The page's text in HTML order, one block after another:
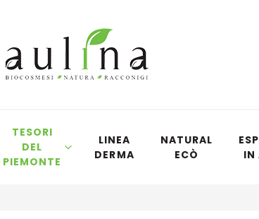
TESORI
DEL
PIEMONTE
LINEA
DERMA
NATURAL
ECÒ
IN